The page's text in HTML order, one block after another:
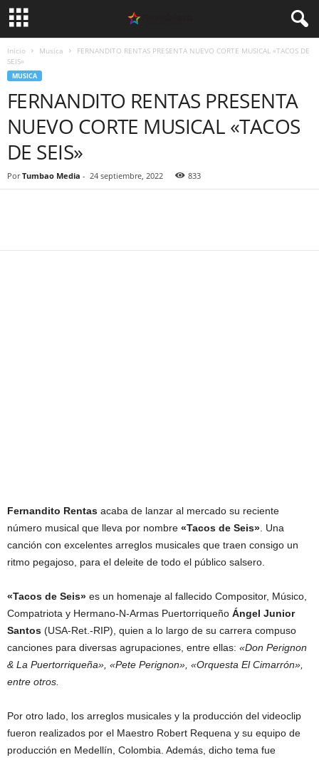
Inicio Musica
FERNANDITO RENTAS PRESENTA NUEVO CORTE MUSICAL «TACOS DE
SEIS»
MUSICA
FERNANDITO RENTAS PRESENTA
NUEVO CORTE MUSICAL «TACOS
DE SEIS»
Por Tumbao Media - 24 septiembre, 2022 833
Fernandito Rentas acaba de lanzar al mercado su reciente
número musical que lleva por nombre «Tacos de Seis» . Una
canción con excelentes arreglos musicales que traen consigo un
ritmo pegajoso, para el deleite de todo el público salsero.
«Tacos de Seis» es un homenaje al fallecido Compositor, Músico,
Compatriota y Hermano-N-Armas Puertorriqueño Ángel Junior
Santos (USA-Ret.-RIP), quien a lo largo de su carrera compuso
canciones para diversas agrupaciones, entre ellas: «Don Perignon
& La Puertorriqueña», «Pete Perignon», «Orquesta El Cimarrón»,
entre otros.
Por otro lado, los arreglos musicales y la producción del videoclip
fueron realizados por el Maestro Robert Requena y su equipo de
producción en Medellín, Colombia. Además, dicho tema fue